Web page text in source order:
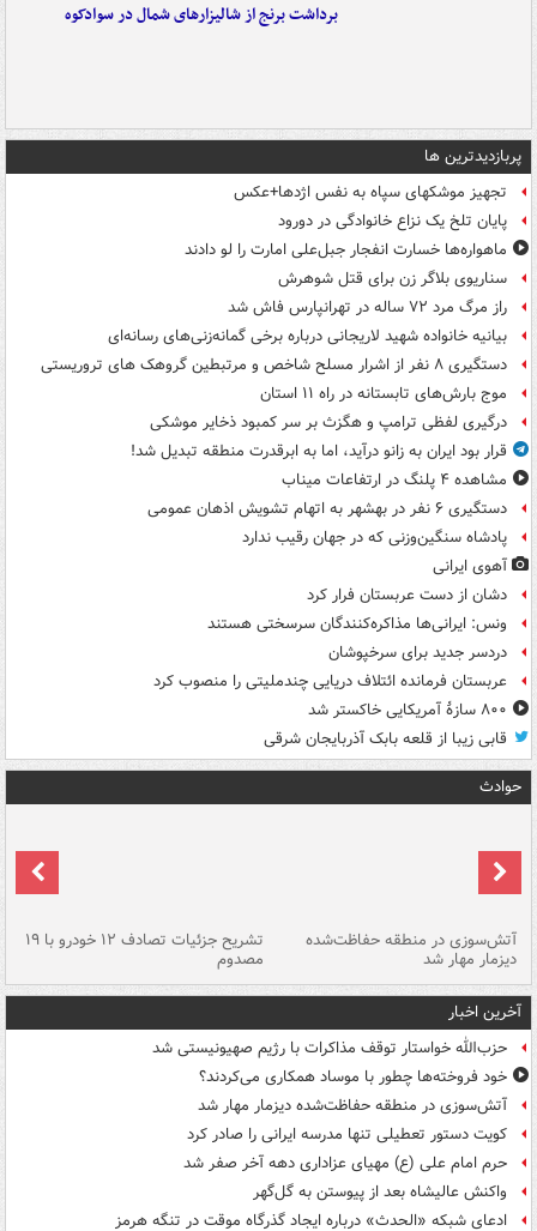
برداشت برنج از شالیزارهای شمال در سوادکوه
پربازدیدترین ها
تجهیز موشکهای سپاه به نفس اژدها+عکس
پایان تلخ یک نزاع خانوادگی در دورود
ماهواره‌ها خسارت انفجار جبل‌علی امارت را لو دادند
سناریوی بلاگر زن برای قتل شوهرش
راز مرگ مرد ۷۲ ساله در تهرانپارس فاش شد
بیانیه خانواده شهید لاریجانی درباره برخی گمانه‌زنی‌های رسانه‌ای
دستگیری ۸ نفر از اشرار مسلح شاخص و مرتبطین گروهک های تروریستی
موج بارش‌های تابستانه در راه ۱۱ استان
درگیری لفظی ترامپ و هگزث بر سر کمبود ذخایر موشکی
قرار بود ایران به زانو درآید، اما به ابرقدرت منطقه تبدیل شد!
مشاهده ۴ پلنگ در ارتفاعات میناب
دستگیری ۶ نفر در بهشهر به اتهام تشویش اذهان عمومی
پادشاه سنگین‌وزنی که در جهان رقیب ندارد
آهوی ایرانی
دشان از دست عربستان فرار کرد
ونس: ایرانی‌ها مذاکره‌کنندگان سرسختی هستند
دردسر جدید برای سرخپوشان
عربستان فرمانده ائتلاف دریایی چندملیتی را منصوب کرد
۸۰۰ سازۀ آمریکایی خاکستر شد
قابی زیبا از قلعه بابک آذربایجان شرقی
حوادث
آتش‌سوزی در منطقه حفاظت‌شده
دیزمار مهار شد
تشریح جزئیات تصادف ۱۲ خودرو با ۱۹
مصدوم
آخرین اخبار
حزب‌الله خواستار توقف مذاکرات با رژیم صهیونیستی شد
خود فروخته‌ها چطور با موساد همکاری می‌کردند؟
آتش‌سوزی در منطقه حفاظت‌شده دیزمار مهار شد
کویت دستور تعطیلی تنها مدرسه ایرانی را صادر کرد
حرم امام علی (ع) مهیای عزاداری دهه آخر صفر شد
واکنش عالیشاه بعد از پیوستن به گل‌گهر
ادعای شبکه «الحدث» درباره ایجاد گذرگاه موقت در تنگه هرمز